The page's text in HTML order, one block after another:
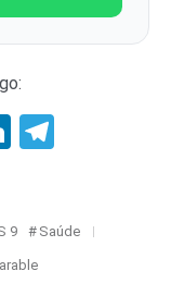
LinkedIn
9 Saúde